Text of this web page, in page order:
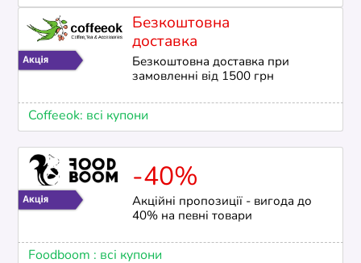
Безкоштовна
доставка
Безкоштовна доставка при
замовленні від 1500 грн
Coffeeok: всі купони
-40%
Акційні пропозиції - вигода до
40% на певні товари
Foodboom : всі купони